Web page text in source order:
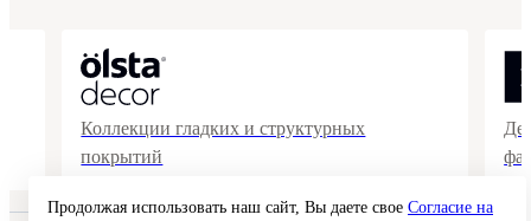
Коллекции гладких и структурных
покрытий
Продолжая использовать наш сайт, Вы даете свое Согласие на